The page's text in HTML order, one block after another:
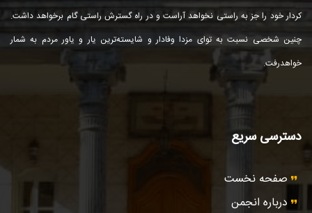
كردار خود را جز به راستی نخواهد آراست و در راه گسترش راستی گام برخواهد داشت.
چنین شخصی نسبت به توای مزدا وفادار و شایسته‌ترین یار و یاور مردم به شمار
خواهد‌رفت.
دسترسی سریع
صفحه نخست
درباره انجمن